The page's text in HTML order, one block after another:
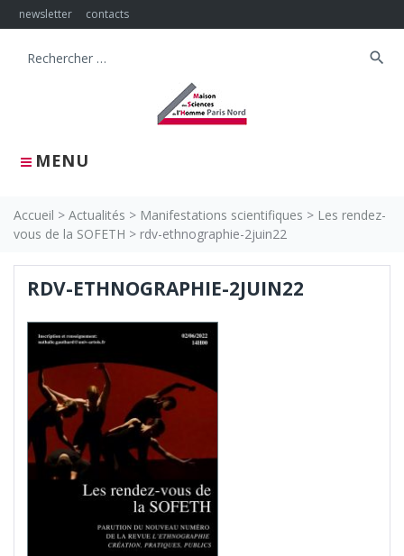
Skip
to
newsletter contacts
MENU
Search
search
Accueil > Actualités > Manifestations scientifiques > Les rendez-
vous de la SOFETH > rdv-ethnographie-2juin22
RDV-ETHNOGRAPHIE-2JUIN22